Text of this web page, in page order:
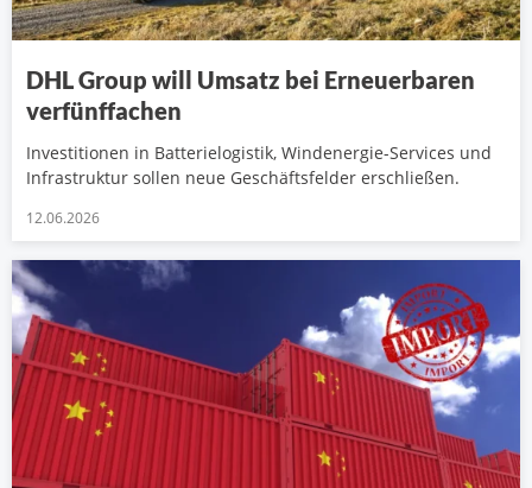
DHL Group will Umsatz bei Erneuerbaren
verfünffachen
Investitionen in Batterielogistik, Windenergie-Services und
Infrastruktur sollen neue Geschäftsfelder erschließen.
12.06.2026